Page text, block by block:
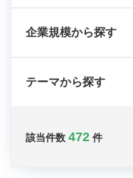
企業規模から探す
テーマから探す
該当件数 472 件